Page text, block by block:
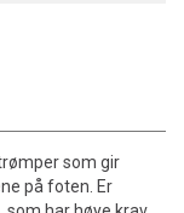
som gir
på foten. Er